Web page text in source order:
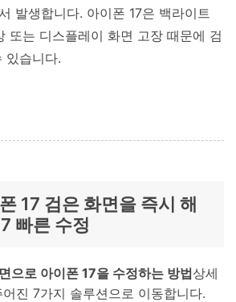
발생합니다. 아이폰 17은 백라이트
또는 디스플레이 화면 고장 때문에 검
있습니다.
17 검은 화면을 즉시 해
빠른 수정
으로 아이폰 17을 수정하는 방법상세
진 7가지 솔루션으로 이동합니다.